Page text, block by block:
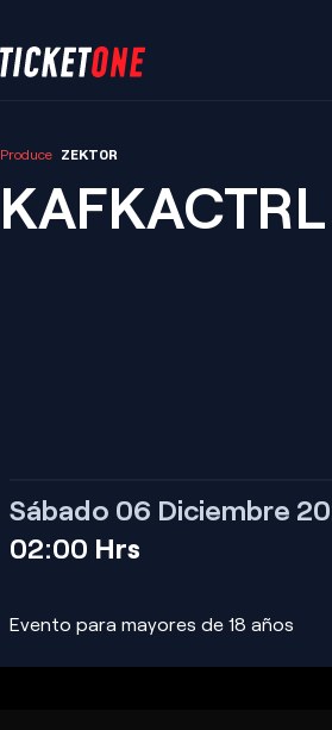
Produce ZEKT0R
Sábado 06 Diciembre
02:00 Hrs
Evento para mayores de 18 años